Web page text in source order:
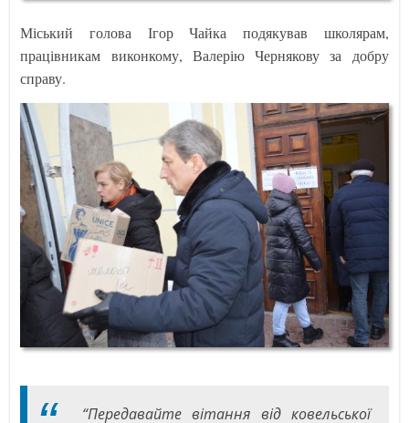
Міський голова Ігор Чайка подякував школярам,
працівникам виконкому, Валерію Чернякову за добру
справу.
“Передавайте вітання від ковельської